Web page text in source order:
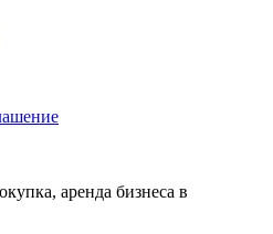
аренда бизнеса в